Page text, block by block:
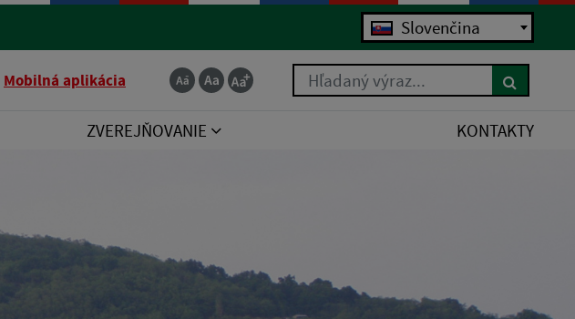
Slovenčina
Mobilná aplikácia Hľadaný výraz...
ZVEREJŇOVANIE KONTAKTY